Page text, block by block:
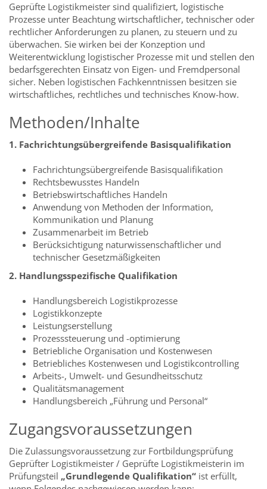
Geprüfte Logistikmeister sind qualifiziert, logistische
Prozesse unter Beachtung wirtschaftlicher, technischer oder
rechtlicher Anforderungen zu planen, zu steuern und zu
überwachen. Sie wirken bei der Konzeption und
Weiterentwicklung logistischer Prozesse mit und stellen den
bedarfsgerechten Einsatz von Eigen- und Fremdpersonal
sicher. Neben logistischen Fachkenntnissen besitzen sie
wirtschaftliches, rechtliches und technisches Know-how.
Methoden/Inhalte
1. Fachrichtungsübergreifende Basisqualifikation
Fachrichtungsübergreifende Basisqualifikation
Rechtsbewusstes Handeln
Betriebswirtschaftliches Handeln
Anwendung von Methoden der Information,
Kommunikation und Planung
Zusammenarbeit im Betrieb
Berücksichtigung naturwissenschaftlicher und
technischer Gesetzmäßigkeiten
2. Handlungsspezifische Qualifikation
Handlungsbereich Logistikprozesse
Logistikkonzepte
Leistungserstellung
Prozesssteuerung und -optimierung
Betriebliche Organisation und Kostenwesen
Betriebliches Kostenwesen und Logistikcontrolling
Arbeits-, Umwelt- und Gesundheitsschutz
Qualitätsmanagement
Handlungsbereich „Führung und Personal“
Zugangsvoraussetzungen
Die Zulassungsvoraussetzung zur Fortbildungsprüfung
Geprüfter Logistikmeister / Geprüfte Logistikmeisterin im
Prüfungsteil „Grundlegende Qualifikation“ ist erfüllt,